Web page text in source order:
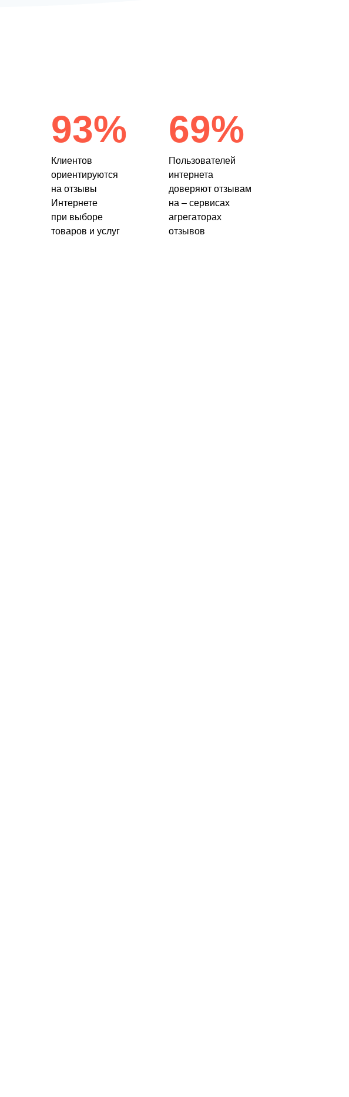
93%
Клиентов
ориентируются
на отзывы
Интернете
при выборе
товаров и услуг
69%
Пользователей
интернета
доверяют отзывам
на – сервисах
агрегаторах
отзывов